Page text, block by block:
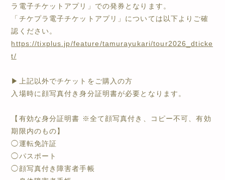
ラ電子チケットアプリ」での発券となります。
「チケプラ電子チケットアプリ」については以下よりご確
認ください。
https://tixplus.jp/feature/tamurayukari/tour2026_dticke
t/
▶︎上記以外でチケットをご購入の方
入場時に顔写真付き身分証明書が必要となります。
【有効な身分証明書 ※全て顔写真付き、コピー不可、有効
期限内のもの】
◯運転免許証
◯パスポート
◯顔写真付き障害者手帳